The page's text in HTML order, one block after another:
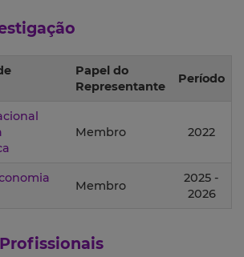
Papel do
Representante
Período
Membro 2022
Membro
2025 -
2026